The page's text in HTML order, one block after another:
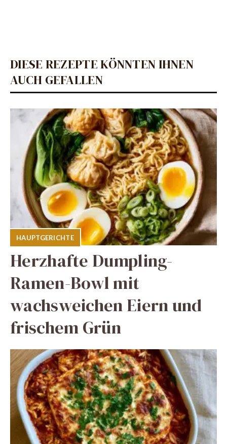
DIESE REZEPTE KÖNNTEN IHNEN
AUCH GEFALLEN
HAUPTGERICHTE
Herzhafte Dumpling-
Ramen-Bowl mit
wachsweichen Eiern und
frischem Grün